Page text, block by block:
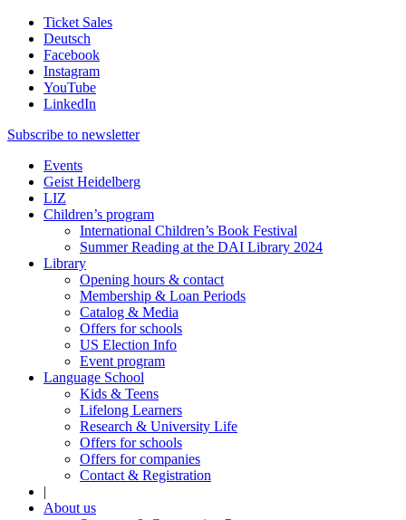
Ticket Sales
Deutsch
Facebook
Instagram
YouTube
LinkedIn
Subscribe to newsletter
Events
Geist Heidelberg
LIZ
Children’s program
International Children’s Book Festival
Summer Reading at the DAI Library 2024
Library
Opening hours & contact
Membership & Loan Periods
Catalog & Media
Offers for schools
US Election Info
Event program
Language School
Kids & Teens
Lifelong Learners
Research & University Life
Offers for schools
Offers for companies
Contact & Registration
|
About us